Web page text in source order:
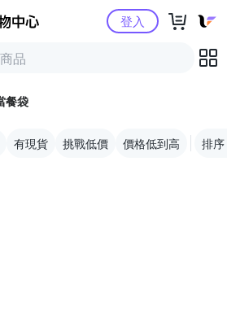
Yahoo購物中心登入
餐袋
有現貨 挑戰低價 價格低到高 排序